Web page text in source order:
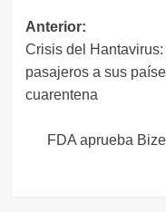
Navegación
de
entradas
Anterior:
Crisis del
pasajeros a sus
cuarentena
FDA aprueba